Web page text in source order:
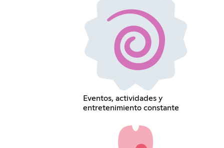
Eventos, actividades y
entretenimiento constante